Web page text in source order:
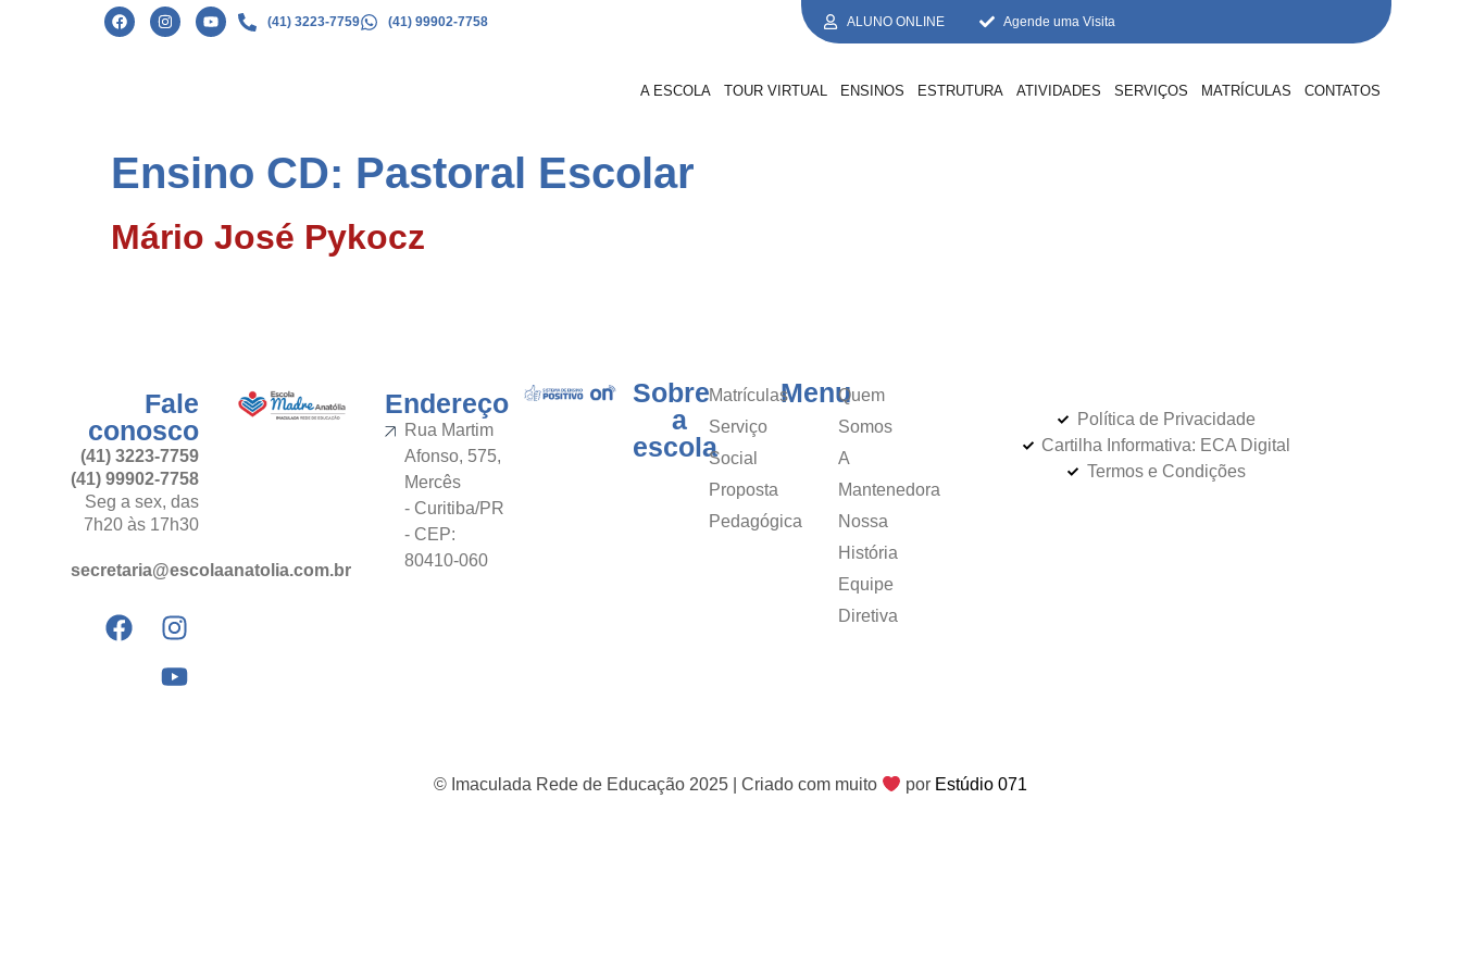
(41) 3223-7759 (41) 99902-7758 ALUNO ONLINE Agende uma Visita
A ESCOLA TOUR VIRTUAL ENSINOS ESTRUTURA ATIVIDADES SERVIÇOS MATRÍCULAS CONTATOS
Ensino CD: Pastoral Escolar
Mário José Pykocz
Fale
conosco
(41) 3223-7759
(41) 99902-7758
Seg a sex, das
7h20 às 17h30
secretaria@escolaanatolia.com.br
Endereço
Rua Martim
Afonso, 575,
Mercês
- Curitiba/PR
- CEP:
80410-060
Sobre
a
escola
Matrículas
Serviço
Social
Proposta
Pedagógica
MenuQuem
Somos
A
Mantenedora
Nossa
História
Equipe
Diretiva
Política de Privacidade
Cartilha Informativa: ECA Digital
Termos e Condições
© Imaculada Rede de Educação 2025 | Criado com muito por Estúdio 071